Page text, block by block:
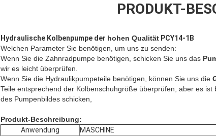
PRODUKT-
Hydraulische Kolbenpumpe der hohen Qualität PCY14-1B
Welchen Parameter Sie benötigen, um uns zu senden:
Wenn Sie die Zahnradpumpe benötigen, schicken Sie uns das
wir es leicht überprüfen.
Wenn Sie die Hydraulikpumpeteile benötigen, können Sie uns die
Teile entsprechend der Kolbenschuhgröße überprüfen, aber es
des Pumpenbildes schicken,
Produkt-Beschreibung:
Anwendung
MASCHINE